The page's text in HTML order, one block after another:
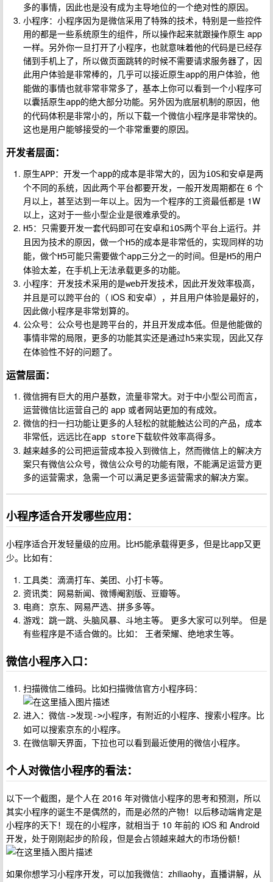
多的事情，因此也是没有成为主导地位的一个绝对性的原因。
小程序：小程序因为是微信采用了特殊的技术，特别是一些控件
用的都是一些系统原生的组件，所以操作起来就跟操作原生 app
一样。另外你一旦打开了小程序，也就意味着他的代码是已经存
储到手机上了，所以做页面跳转的时候不需要请求服务器了，因
此用户体验是非常棒的，几乎可以接近原生app的用户体验，他
能做的事情也就非常非常多了，基本上你可以看到一个小程序可
以囊括原生app的绝大部分功能。另外因为底层机制的原因，他
的代码体积是非常小的，所以下载一个微信小程序是非常快的。
这也是用户能够接受的一个非常重要的原因。
开发者层面：
原生APP：开发一个app的成本是非常大的，因为iOS和安卓是两
个不同的系统，因此两个平台都要开发，一般开发周期都在 6 个
月以上，甚至达到一年以上。因为一个程序的工资最低都是 1W
以上，这对于一些小型企业是很难承受的。
H5：只需要开发一套代码即可在安卓和iOS两个平台上运行。并
且因为技术的原因，做一个H5的成本是非常低的，实现同样的功
能，做个H5可能只需要做个app三分之一的时间。但是H5的用户
体验太差，在手机上无法承载更多的功能。
小程序：开发技术采用的是web开发技术，因此开发效率极高，
并且是可以跨平台的（ iOS 和安卓），并且用户体验是最好的，
因此做小程序是非常划算的。
公众号：公众号也是跨平台的，并且开发成本低。但是他能做的
事情非常的局限，更多的功能其实还是通过h5来实现，因此又存
在体验性不好的问题了。
运营层面：
微信拥有巨大的用户基数，流量非常大。对于中小型公司而言，
运营微信比运营自己的 app 或者网站更加的有成效。
微信的扫一扫功能让更多的人轻松的就能触达公司的产品，成本
非常低，远远比在app store下载软件效率高得多。
越来越多的公司把运营成本投入到微信上，然而微信上的解决方
案只有微信公众号，微信公众号的功能有限，不能满足运营方更
多的运营需求，急需一个可以满足更多运营需求的解决方案。
小程序适合开发哪些应用：
小程序适合开发轻量级的应用。比H5能承载得更多，但是比app又更
少。比如有：
工具类：滴滴打车、美团、小打卡等。
资讯类：网易新闻、微博阉割版、豆瓣等。
电商：京东、网易严选、拼多多等。
游戏：跳一跳、头脑风暴、斗地主等。 更多大家可以列举。 但是
有些程序是不适合做的。比如： 王者荣耀、绝地求生等。
微信小程序入口：
扫描微信二维码。比如扫描微信官方小程序码：
进入： 微信->发现->小程序，有附近的小程序、搜索小程序。比
如可以搜索京东的小程序。
在微信聊天界面，下拉也可以看到最近使用的微信小程序。
个人对微信小程序的看法：
以下一个截图，是个人在 2016 年对微信小程序的思考和预测，所以
其实小程序的诞生不是偶然的，而是必然的产物！以后移动端肯定是
小程序的天下！现在的小程序，就相当于 10 年前的 iOS 和 Android
开发，处于刚刚起步的阶段，但是会占领越来越大的市场份额！
如果你想学习小程序开发，可以加我微信：zhiliaohy，直播讲解，从